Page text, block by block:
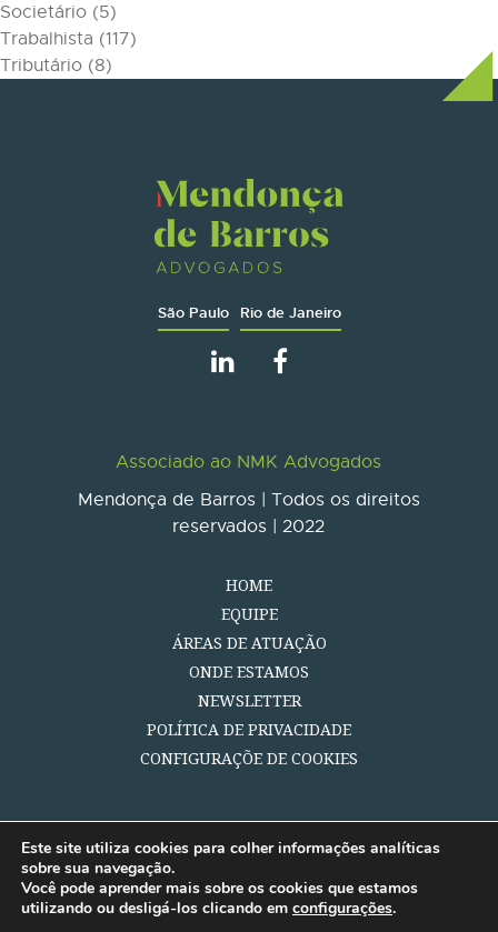
Societário (5)
Trabalhista (117)
Tributário (8)
São Paulo Rio de Janeiro
Associado ao NMK Advogados
Mendonça de Barros | Todos os direitos
reservados | 2022
HOME
EQUIPE
ÁREAS DE ATUAÇÃO
ONDE ESTAMOS
NEWSLETTER
POLÍTICA DE PRIVACIDADE
CONFIGURAÇÕE DE COOKIES
Este site utiliza cookies para colher informações analíticas
sobre sua navegação.
Você pode aprender mais sobre os cookies que estamos
utilizando ou desligá-los clicando em configurações.